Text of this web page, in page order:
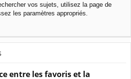
vos sujets, utilisez la page de
les paramètres appropriés.
entre les favoris et la